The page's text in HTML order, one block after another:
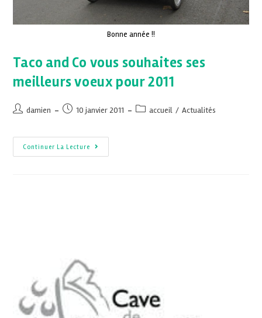
Bonne année !!
Taco and Co vous souhaites ses
meilleurs voeux pour 2011
damien 10 janvier 2011 accueil / Actualités
Continuer La Lecture